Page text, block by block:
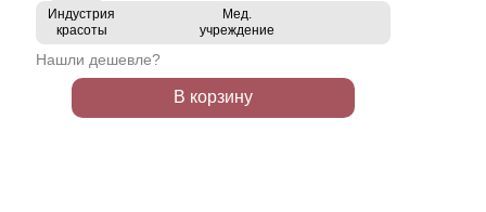
Индустрия
красоты
Мед.
учреждение
Нашли дешевле?
В корзину